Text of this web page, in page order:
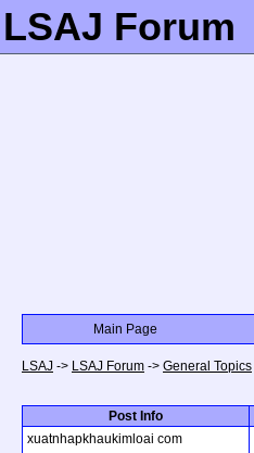
LSAJ Forum
Main Page
LSAJ -> LSAJ Forum -> General Topics
Post Info
xuatnhapkhaukimloai com